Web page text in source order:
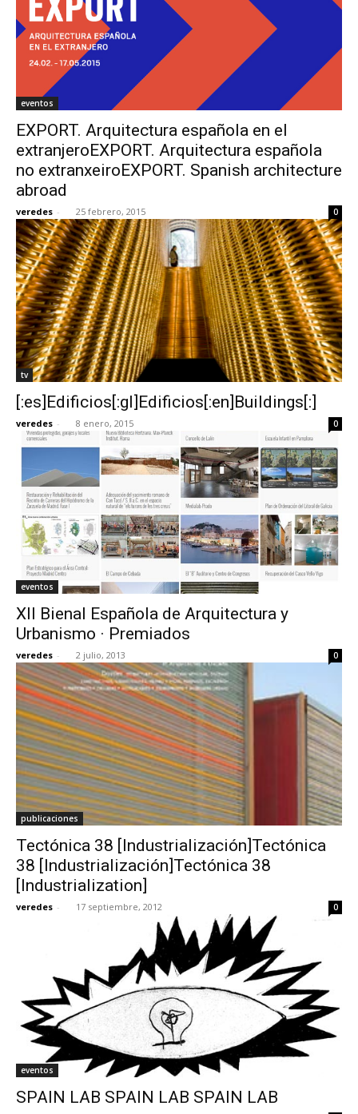
eventos
EXPORT. Arquitectura española en el
extranjeroEXPORT. Arquitectura española
no extranxeiroEXPORT. Spanish architecture
abroad
veredes - 25 febrero, 2015 0
tv
[:es]Edificios[:gl]Edificios[:en]Buildings[:]
veredes - 8 enero, 2015 0
eventos
XII Bienal Española de Arquitectura y
Urbanismo · Premiados
veredes - 2 julio, 2013 0
publicaciones
Tectónica 38 [Industrialización]Tectónica
38 [Industrialización]Tectónica 38
[Industrialization]
veredes - 17 septiembre, 2012 0
eventos
SPAIN LAB SPAIN LAB SPAIN LAB